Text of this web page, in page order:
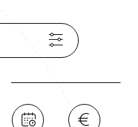
the Moon“.